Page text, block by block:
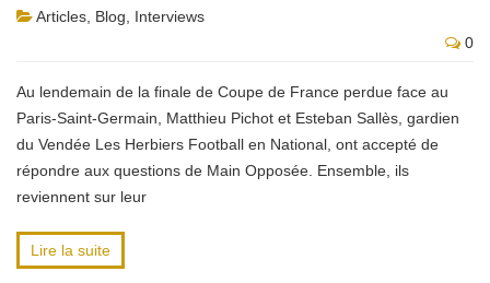
Articles Blog
Interviews
0
Au lendemain de la finale de Coupe de France perdue face au
Paris-Saint-Germain, Matthieu Pichot et Esteban Sallès, gardien
du Vendée Les Herbiers Football en National, ont accepté de
répondre aux questions de Main Opposée. Ensemble, ils
reviennent sur leur
Lire la suite